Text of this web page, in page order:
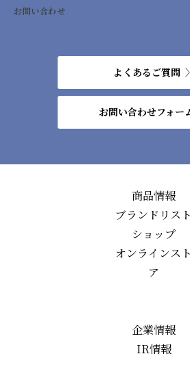
お問い合わせ
よくあるご質問
お問い合わせフォー
商品情報
ブランドリスト
ショップ
オンラインスト
ア
企業情報
IR情報